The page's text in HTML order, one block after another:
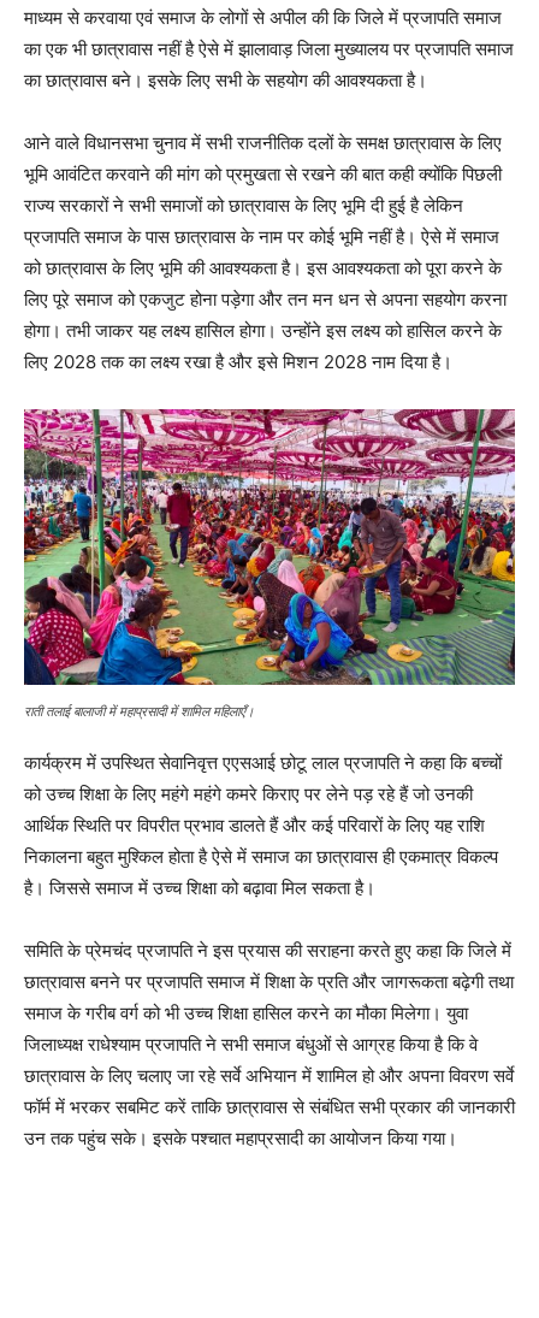
माध्यम से करवाया एवं समाज के लोगों से अपील की कि जिले में प्रजापति समाज
का एक भी छात्रावास नहीं है ऐसे में झालावाड़ जिला मुख्यालय पर प्रजापति समाज
का छात्रावास बने। इसके लिए सभी के सहयोग की आवश्यकता है।
आने वाले विधानसभा चुनाव में सभी राजनीतिक दलों के समक्ष छात्रावास के लिए
भूमि आवंटित करवाने की मांग को प्रमुखता से रखने की बात कही क्योंकि पिछली
राज्य सरकारों ने सभी समाजों को छात्रावास के लिए भूमि दी हुई है लेकिन
प्रजापति समाज के पास छात्रावास के नाम पर कोई भूमि नहीं है। ऐसे में समाज
को छात्रावास के लिए भूमि की आवश्यकता है। इस आवश्यकता को पूरा करने के
लिए पूरे समाज को एकजुट होना पड़ेगा और तन मन धन से अपना सहयोग करना
होगा। तभी जाकर यह लक्ष्य हासिल होगा। उन्होंने इस लक्ष्य को हासिल करने के
लिए 2028 तक का लक्ष्य रखा है और इसे मिशन 2028 नाम दिया है।
राती तलाई बालाजी में महाप्रसादी में शामिल महिलाएँ।
कार्यक्रम में उपस्थित सेवानिवृत्त एएसआई छोटू लाल प्रजापति ने कहा कि बच्चों
को उच्च शिक्षा के लिए महंगे महंगे कमरे किराए पर लेने पड़ रहे हैं जो उनकी
आर्थिक स्थिति पर विपरीत प्रभाव डालते हैं और कई परिवारों के लिए यह राशि
निकालना बहुत मुश्किल होता है ऐसे में समाज का छात्रावास ही एकमात्र विकल्प
है। जिससे समाज में उच्च शिक्षा को बढ़ावा मिल सकता है।
समिति के प्रेमचंद प्रजापति ने इस प्रयास की सराहना करते हुए कहा कि जिले में
छात्रावास बनने पर प्रजापति समाज में शिक्षा के प्रति और जागरूकता बढ़ेगी तथा
समाज के गरीब वर्ग को भी उच्च शिक्षा हासिल करने का मौका मिलेगा। युवा
जिलाध्यक्ष राधेश्याम प्रजापति ने सभी समाज बंधुओं से आग्रह किया है कि वे
छात्रावास के लिए चलाए जा रहे सर्वे अभियान में शामिल हो और अपना विवरण सर्वे
फॉर्म में भरकर सबमिट करें ताकि छात्रावास से संबंधित सभी प्रकार की जानकारी
उन तक पहुंच सके। इसके पश्चात महाप्रसादी का आयोजन किया गया।